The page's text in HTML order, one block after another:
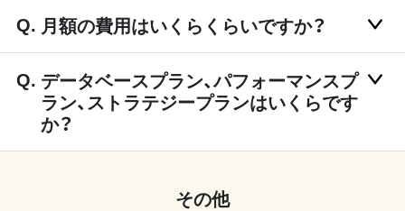
月額の費用はいくらくらいですか？
データベースプラン、パフォーマンスプ
ラン、ストラテジープランはいくらです
か？
その他